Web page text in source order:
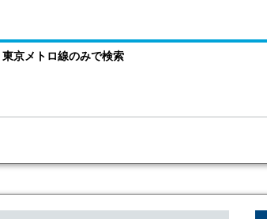
東京メトロ線のみで検索